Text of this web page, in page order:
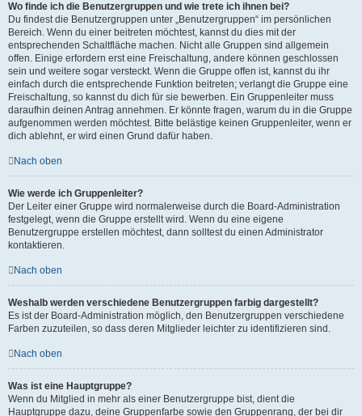
Wo finde ich die Benutzergruppen und wie trete ich ihnen bei?
Du findest die Benutzergruppen unter „Benutzergruppen“ im persönlichen
Bereich. Wenn du einer beitreten möchtest, kannst du dies mit der
entsprechenden Schaltfläche machen. Nicht alle Gruppen sind allgemein
offen. Einige erfordern erst eine Freischaltung, andere können geschlossen
sein und weitere sogar versteckt. Wenn die Gruppe offen ist, kannst du ihr
einfach durch die entsprechende Funktion beitreten; verlangt die Gruppe eine
Freischaltung, so kannst du dich für sie bewerben. Ein Gruppenleiter muss
daraufhin deinen Antrag annehmen. Er könnte fragen, warum du in die Gruppe
aufgenommen werden möchtest. Bitte belästige keinen Gruppenleiter, wenn er
dich ablehnt, er wird einen Grund dafür haben.
Nach oben
Wie werde ich Gruppenleiter?
Der Leiter einer Gruppe wird normalerweise durch die Board-Administration
festgelegt, wenn die Gruppe erstellt wird. Wenn du eine eigene
Benutzergruppe erstellen möchtest, dann solltest du einen Administrator
kontaktieren.
Nach oben
Weshalb werden verschiedene Benutzergruppen farbig dargestellt?
Es ist der Board-Administration möglich, den Benutzergruppen verschiedene
Farben zuzuteilen, so dass deren Mitglieder leichter zu identifizieren sind.
Nach oben
Was ist eine Hauptgruppe?
Wenn du Mitglied in mehr als einer Benutzergruppe bist, dient die
Hauptgruppe dazu, deine Gruppenfarbe sowie den Gruppenrang, der bei dir